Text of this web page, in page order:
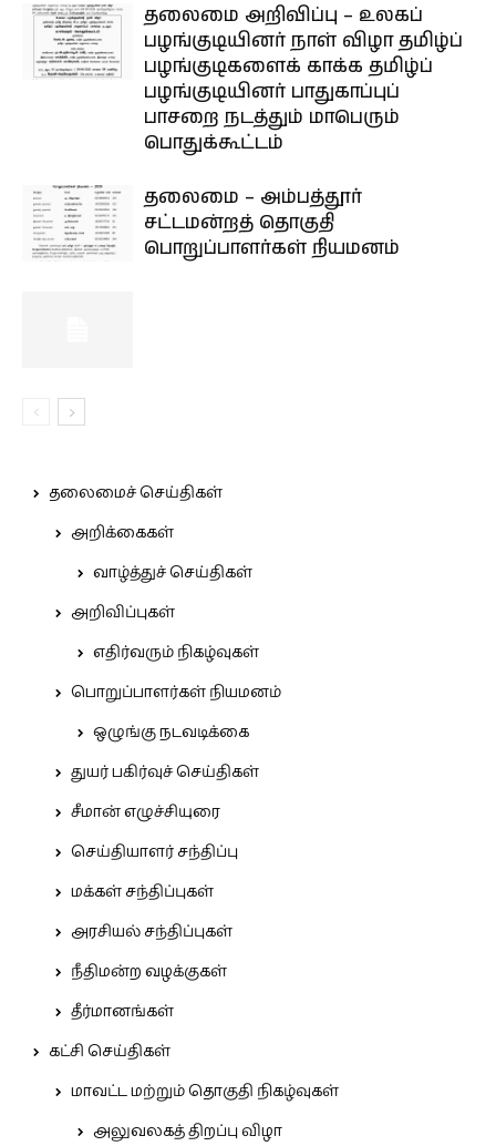
தலைமை அறிவிப்பு – உலகப்
பழங்குடியினர் நாள் விழா தமிழ்ப்
பழங்குடிகளைக் காக்க தமிழ்ப்
பழங்குடியினர் பாதுகாப்புப்
பாசறை நடத்தும் மாபெரும்
பொதுக்கூட்டம்
தலைமை – அம்பத்தூர்
சட்டமன்றத் தொகுதி
பொறுப்பாளர்கள் நியமனம்
தலைமைச் செய்திகள்
அறிக்கைகள்
வாழ்த்துச் செய்திகள்
அறிவிப்புகள்
எதிர்வரும் நிகழ்வுகள்
பொறுப்பாளர்கள் நியமனம்
ஒழுங்கு நடவடிக்கை
துயர் பகிர்வுச் செய்திகள்
சீமான் எழுச்சியுரை
செய்தியாளர் சந்திப்பு
மக்கள் சந்திப்புகள்
அரசியல் சந்திப்புகள்
நீதிமன்ற வழக்குகள்
தீர்மானங்கள்
கட்சி செய்திகள்
மாவட்ட மற்றும் தொகுதி நிகழ்வுகள்
அலுவலகத் திறப்பு விழா